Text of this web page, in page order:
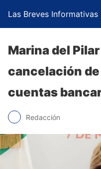
Las Breves Informativas
Marina del
cancelación de
cuentas
Redacción